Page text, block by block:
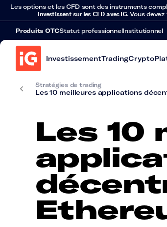
Les options et les CFD sont des instruments
investissent sur les CFD avec IG. Vous
Produits OTCStatut professionnelInstitutionnel
InvestissementTradingCrypto
Stratégies de trading
Les 10 meilleures applications
Les 10